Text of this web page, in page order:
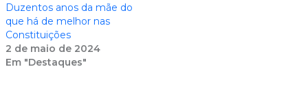
Duzentos anos da mãe do
que há de melhor nas
Constituições
2 de maio de 2024
Em "Destaques"